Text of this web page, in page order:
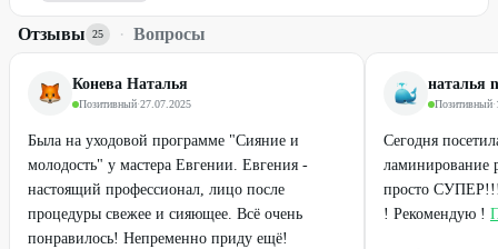
Отзывы 25 · Вопросы
Конева Наталья
Позитивный·27.07.2025
Была на уходовой программе "Сияние и
молодость" у мастера Евгении. Евгения -
настоящий профессионал, лицо после
процедуры свежее и сияющее. Всё очень
понравилось! Непременно приду ещё!
наталья
Позитивный·
Сегодня
ламинирование
просто СУПЕР!!!!
! Рекомендую !